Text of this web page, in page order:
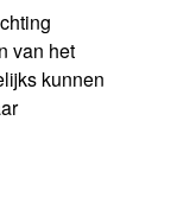
van het
kunnen